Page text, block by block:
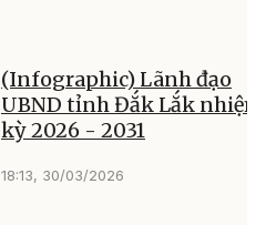
(Infographic) Lãnh đạo
UBND tỉnh Đắk Lắk
kỳ 2026 - 2031
18:13, 30/03/2026